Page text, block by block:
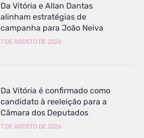
Da Vitória e Allan Dantas
alinham estratégias de
campanha para João Neiva
7 DE AGOSTO DE 2026
Da Vitória é confirmado como
candidato à reeleição para a
Câmara dos Deputados
7 DE AGOSTO DE 2026